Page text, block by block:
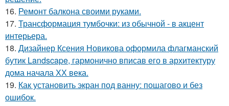
16. Ремонт балкона своими руками.
17. Трансформация тумбочки: из обычной - в акцент
интерьера.
18. Дизайнер Ксения Новикова оформила флагманский
бутик Landscape, гармонично вписав его в архитектуру
дома начала ХХ века.
19. Как установить экран под ванну: пошагово и без
ошибок.